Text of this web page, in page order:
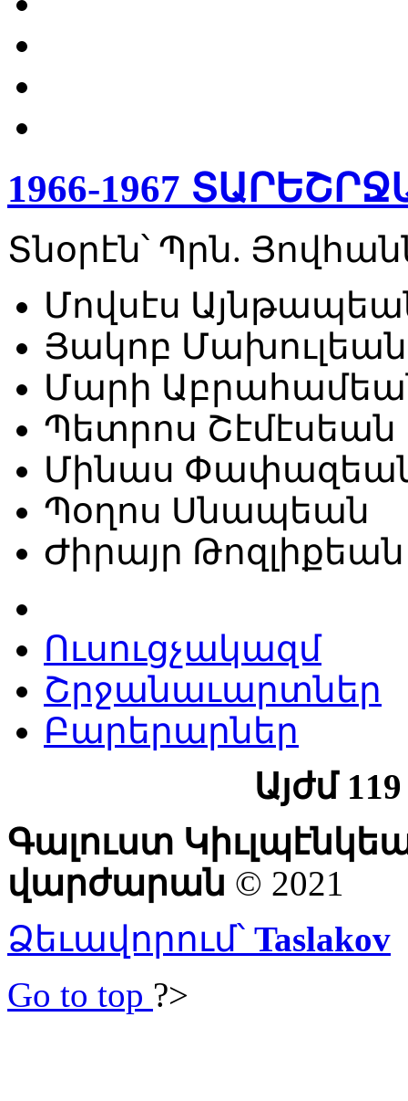
1966-1967
Տնօրէն՝ Պրն.
Մովսէս
Յակոբ Մախուլեան
Մարի
Պետրոս Շէմէսեան
Մինաս
Պօղոս Սնապեան
Ժիրայր Թոզլիքեան
Ուսուցչակազմ
Շրջանաւարտներ
Բարերարներ
Այժմ
Գալուստ
վարժարան © 2021
Ձեւավորում՝ Taslakov
Go to top ?>